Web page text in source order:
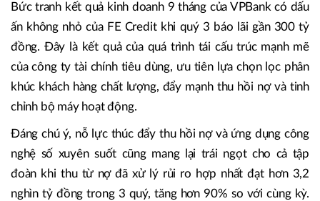
Bức tranh kết quả kinh doanh 9 tháng của VPBank có dấu
ấn không nhỏ của FE Credit khi quý 3 báo lãi gần 300 tỷ
đồng. Đây là kết quả của quá trình tái cấu trúc mạnh mẽ
của công ty tài chính tiêu dùng, ưu tiên lựa chọn lọc phân
khúc khách hàng chất lượng, đẩy mạnh thu hồi nợ và tinh
chỉnh bộ máy hoạt động.
Đáng chú ý, nỗ lực thúc đẩy thu hồi nợ và ứng dụng công
nghệ số xuyên suốt cũng mang lại trái ngọt cho cả tập
đoàn khi thu từ nợ đã xử lý rủi ro hợp nhất đạt hơn 3,2
nghìn tỷ đồng trong 3 quý, tăng hơn 90% so với cùng kỳ.